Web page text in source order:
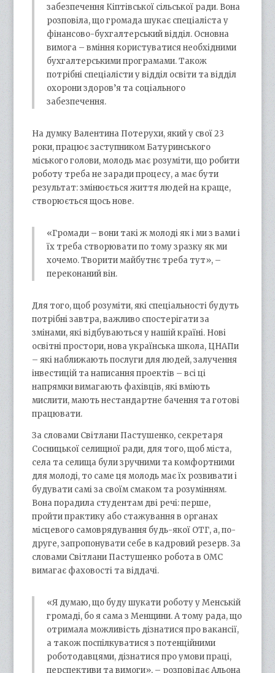
забезпечення Кіптівської сільської ради. Вона
розповіла, що громада шукає спеціаліста у
фінансово-бухгалтерський відділ. Основна
вимога – вміння користуватися необхідними
бухгалтерськими програмами. Також
потрібні спеціалісти у відділ освіти та відділ
охорони здоров’я та соціального
забезпечення.
На думку Валентина Потерухи, який у свої 23
роки, працює заступником Батуринського
міського голови, молодь має розуміти, що робити
роботу треба не заради процесу, а має бути
результат: змінюється життя людей на краще,
створюється щось нове.
«Громади – вони такі ж молоді як і ми з вами і
їх треба створювати по тому зразку як ми
хочемо. Творити майбутнє треба тут», –
переконаний він.
Для того, щоб розуміти, які спеціальності будуть
потрібні завтра, важливо спостерігати за
змінами, які відбуваються у нашій країні. Нові
освітні простори, нова українська школа, ЦНАПи
– які наближають послуги для людей, залучення
інвестицій та написання проектів – всі ці
напрямки вимагають фахівців, які вміють
мислити, мають нестандартне бачення та готові
працювати.
За словами Світлани Пастушенко, секретаря
Сосницької селищної ради, для того, щоб міста,
села та селища були зручними та комфортними
для молоді, то саме ця молодь має їх розвивати і
будувати самі за своїм смаком та розумінням.
Вона порадила студентам дві речі: перше,
пройти практику або стажування в органах
місцевого самоврядування будь-якої ОТГ, а, по-
друге, запропонувати себе в кадровий резерв. За
словами Світлани Пастушенко робота в ОМС
вимагає фаховості та віддачі.
«Я думаю, що буду шукати роботу у Менській
громаді, бо я сама з Менщини. А тому рада, що
отримала можливість дізнатися про вакансії,
а також поспілкуватися з потенційними
роботодавцями, дізнатися про умови праці,
перспективи та вимоги», – розповідає Альона